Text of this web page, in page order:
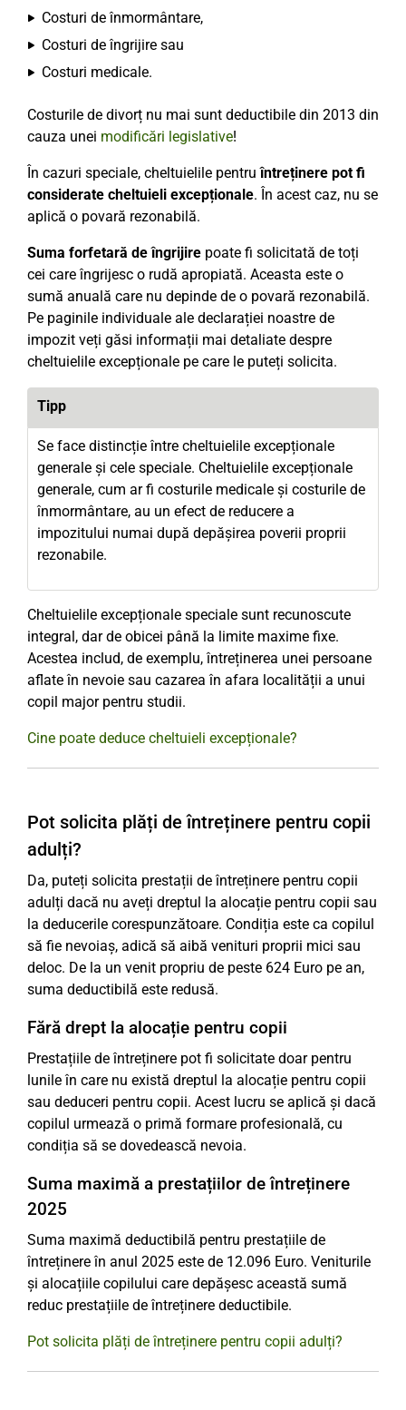
Costuri de înmormântare,
Costuri de îngrijire sau
Costuri medicale.
Costurile de divorț nu mai sunt deductibile din 2013 din
cauza unei modificări legislative!
În cazuri speciale, cheltuielile pentruîntreținere pot fi
considerate cheltuieli excepționale. În acest caz, nu se
aplică o povară rezonabilă.
Suma forfetară de îngrijire poate fi solicitată de toți
cei care îngrijesc o rudă apropiată. Aceasta este o
sumă anuală care nu depinde de o povară rezonabilă.
Pe paginile individuale ale declarației noastre de
impozit veți găsi informații mai detaliate despre
cheltuielile excepționale pe care le puteți solicita.
Tipp
Se face distincție între cheltuielile excepționale
generale și cele speciale. Cheltuielile excepționale
generale, cum ar fi costurile medicale și costurile de
înmormântare, au un efect de reducere a
impozitului numai după depășirea poverii proprii
rezonabile.
Cheltuielile excepționale speciale sunt recunoscute
integral, dar de obicei până la limite maxime fixe.
Acestea includ, de exemplu, întreținerea unei persoane
aflate în nevoie sau cazarea în afara localității a unui
copil major pentru studii.
Cine poate deduce cheltuieli excepționale?
Pot solicita plăți de întreținere pentru copii
adulți?
Da, puteți solicita prestații de întreținere pentru copii
adulți dacă nu aveți dreptul la alocație pentru copii sau
la deducerile corespunzătoare. Condiția este ca copilul
să fie nevoiaș, adică să aibă venituri proprii mici sau
deloc. De la un venit propriu de peste 624 Euro pe an,
suma deductibilă este redusă.
Fără drept la alocație pentru copii
Prestațiile de întreținere pot fi solicitate doar pentru
lunile în care nu există dreptul la alocație pentru copii
sau deduceri pentru copii. Acest lucru se aplică și dacă
copilul urmează o primă formare profesională, cu
condiția să se dovedească nevoia.
Suma maximă a prestațiilor de întreținere
2025
Suma maximă deductibilă pentru prestațiile de
întreținere în anul 2025 este de 12.096 Euro. Veniturile
și alocațiile copilului care depășesc această sumă
reduc prestațiile de întreținere deductibile.
Pot solicita plăți de întreținere pentru copii adulți?